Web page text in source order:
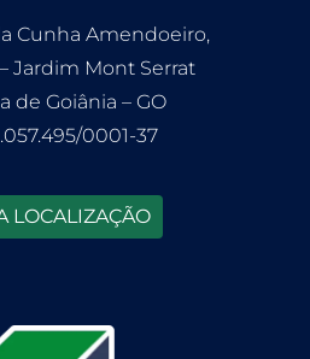
Cunha Amendoeiro,
– Jardim Mont Serrat
de Goiânia – GO
0001-37
LOCALIZAÇÃO